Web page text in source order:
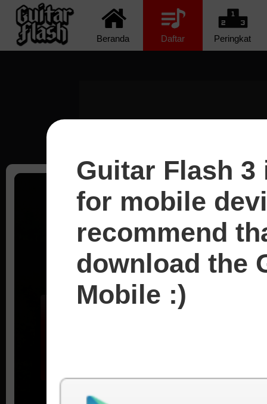
Beranda Daftar Peringkat
Pilih
Guitar Flash
for mobile
recommend
download the
Mobile :)